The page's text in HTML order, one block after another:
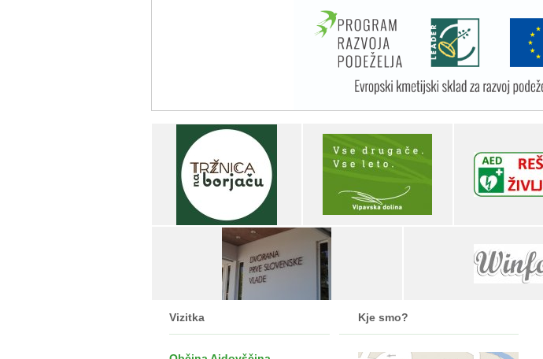
Vizitka Kje smo?